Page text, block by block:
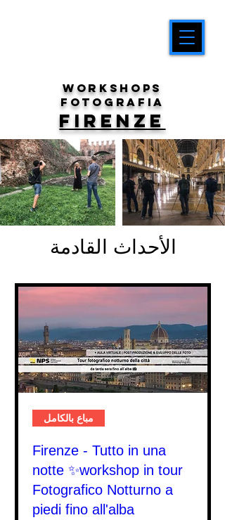
workshops
fotografia
FIRENZE
الأحداث القادمة
مباع بالكامل
Firenze - Tutto in una
notte ✨workshop in tour
Fotografico Notturno a
piedi fino all'alba